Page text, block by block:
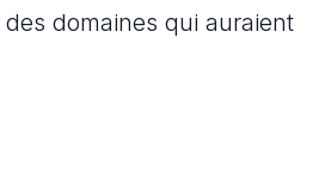
domaines qui auraient